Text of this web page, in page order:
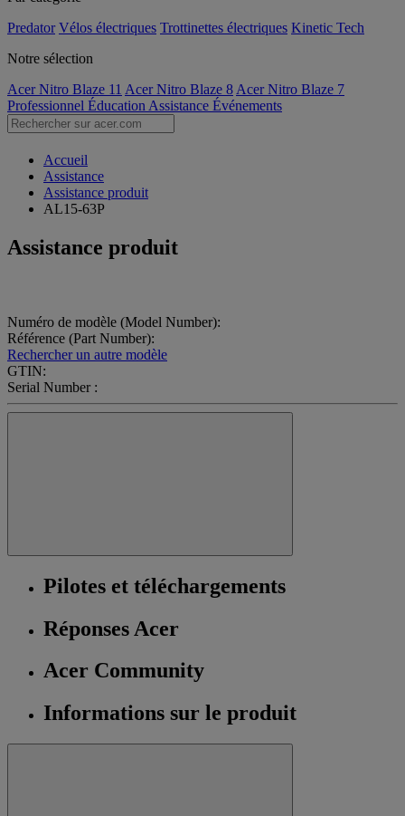
Predator Vélos électriques Trottinettes électriques Kinetic Tech
Notre sélection
Acer Nitro Blaze 11 Acer Nitro Blaze 8 Acer Nitro Blaze 7
Professionnel Éducation Assistance Événements
Accueil
Assistance
Assistance produit
AL15-63P
Assistance produit
Numéro de modèle (Model Number):
Référence (Part Number):
Rechercher un autre modèle
GTIN:
Serial Number :
Pilotes et téléchargements
Réponses Acer
Acer Community
Informations sur le produit